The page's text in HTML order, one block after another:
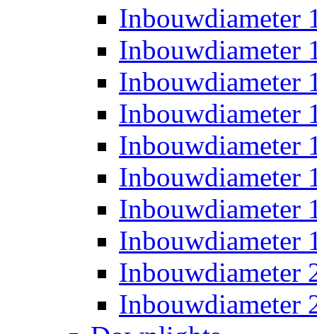
Inbouwdiameter
Inbouwdiameter
Inbouwdiameter
Inbouwdiameter
Inbouwdiameter
Inbouwdiameter
Inbouwdiameter
Inbouwdiameter
Inbouwdiameter
Inbouwdiameter